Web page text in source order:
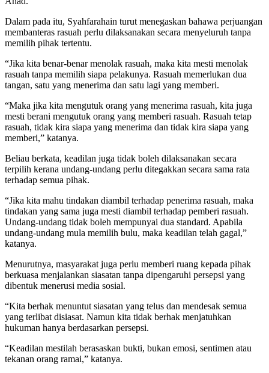
Dalam pada itu, Syahfarahain turut menegaskan bahawa perjuangan
membanteras rasuah perlu dilaksanakan secara menyeluruh tanpa
memilih pihak tertentu.
“Jika kita benar-benar menolak rasuah, maka kita mesti menolak
rasuah tanpa memilih siapa pelakunya. Rasuah memerlukan dua
tangan, satu yang menerima dan satu lagi yang memberi.
“Maka jika kita mengutuk orang yang menerima rasuah, kita juga
mesti berani mengutuk orang yang memberi rasuah. Rasuah tetap
rasuah, tidak kira siapa yang menerima dan tidak kira siapa yang
memberi,” katanya.
Beliau berkata, keadilan juga tidak boleh dilaksanakan secara
terpilih kerana undang-undang perlu ditegakkan secara sama rata
terhadap semua pihak.
“Jika kita mahu tindakan diambil terhadap penerima rasuah, maka
tindakan yang sama juga mesti diambil terhadap pemberi rasuah.
Undang-undang tidak boleh mempunyai dua standard. Apabila
undang-undang mula memilih bulu, maka keadilan telah gagal,”
katanya.
Menurutnya, masyarakat juga perlu memberi ruang kepada pihak
berkuasa menjalankan siasatan tanpa dipengaruhi persepsi yang
dibentuk menerusi media sosial.
“Kita berhak menuntut siasatan yang telus dan mendesak semua
yang terlibat disiasat. Namun kita tidak berhak menjatuhkan
hukuman hanya berdasarkan persepsi.
“Keadilan mestilah berasaskan bukti, bukan emosi, sentimen atau
tekanan orang ramai,” katanya.